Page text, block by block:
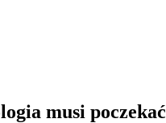
musi poczekać